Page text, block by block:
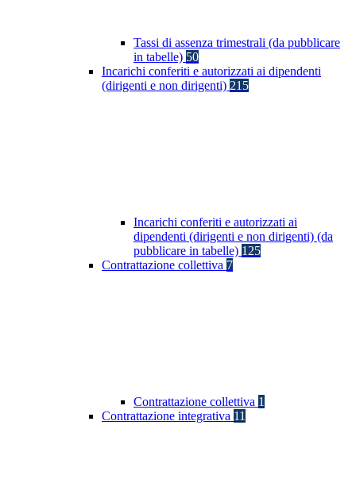
Tassi di assenza trimestrali (da pubblicare
in tabelle) 50
Incarichi conferiti e autorizzati ai dipendenti
(dirigenti e non dirigenti) 215
Incarichi conferiti e autorizzati ai
dipendenti (dirigenti e non dirigenti) (da
pubblicare in tabelle) 125
Contrattazione collettiva 7
Contrattazione collettiva 1
Contrattazione integrativa 11